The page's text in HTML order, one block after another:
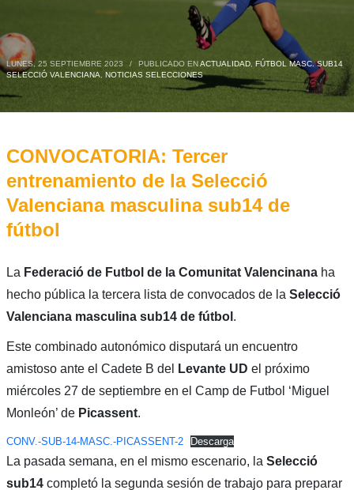
LUNES, 25 SEPTIEMBRE 2023 / PUBLICADO ENACTUALIDAD, FÚTBOL MASC. SUB14
SELECCIÓ VALENCIANA
NOTICIAS SELECCIONES
CONVOCATORIA: Tercer
entrenamiento de la Selecció
Valenciana masculina sub14 de
fútbol
La Federació de Futbol de la Comunitat Valencinana ha
hecho pública la tercera lista de convocados de la Selecció
Valenciana masculina sub14 de fútbol .
Este combinado autonómico disputará un encuentro
amistoso ante el Cadete B del
Levante UD el próximo
miércoles 27 de septiembre en el Camp de Futbol ‘Miguel
Monleón’ de Picassent.
CONV.-SUB-14-MASC.-PICASSENT-2 Descarga
La pasada semana, en el mismo escenario, la Selecció
sub14completó la segunda sesión de trabajo para preparar